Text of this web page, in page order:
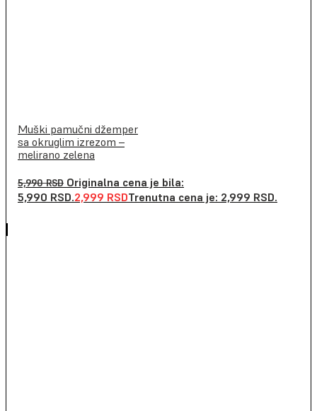
Muški pamučni džemper
sa okruglim izrezom –
melirano zelena
5,990RSD Originalna cena je bila:
5,990 RSD.2,999 RSDTrenutna cena je: 2,999 RSD.